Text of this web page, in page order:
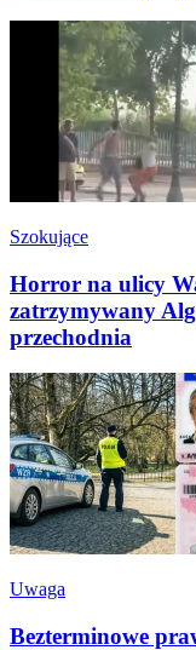
Szokujące
Horror na ulicy
zatrzymywany
przechodnia
Uwaga
Bezterminowe